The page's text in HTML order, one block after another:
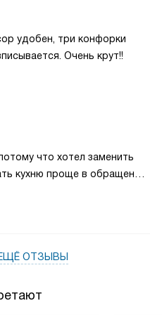
удобен, три конфорки
Очень крут!!
что хотел заменить
кухню проще в обращении.
срабатывает быстро, не
прамой держал соус
время для риса и
ОТЗЫВЫ